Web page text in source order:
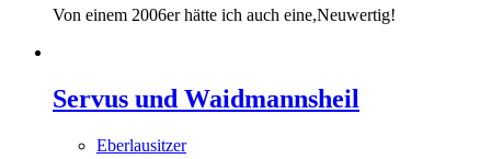
Von einem 2006er hätte ich auch eine,Neuwertig!
Servus und Waidmannsheil
Eberlausitzer